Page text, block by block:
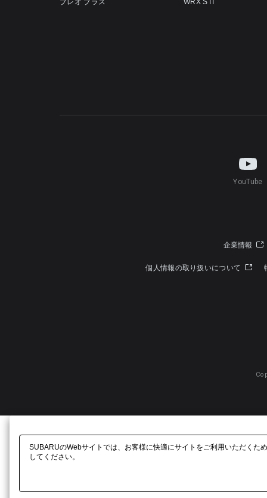
プレオ プラス WRX STI
YouTube
企業情報
個人情報の取り扱いについて
SUBARUのWebサイトでは、お客様に快適にサイトをご利用いただく
してください。​